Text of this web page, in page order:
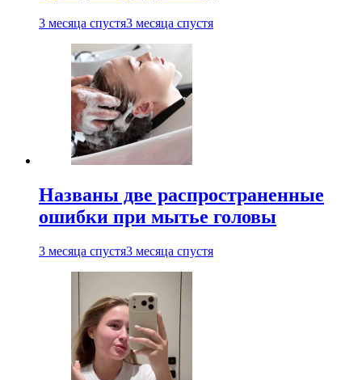
3 месяца спустя3 месяца спустя
Названы две распространенные
ошибки при мытье головы
3 месяца спустя3 месяца спустя